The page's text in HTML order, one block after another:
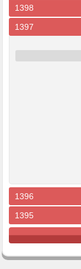
1398
1397
1396
1395